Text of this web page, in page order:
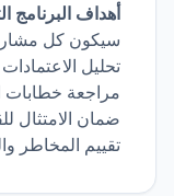
أهداف البرنامج
سيكون كل
تحليل
مراجعة خطابات
ضمان الامتثال
تقييم المخاطر